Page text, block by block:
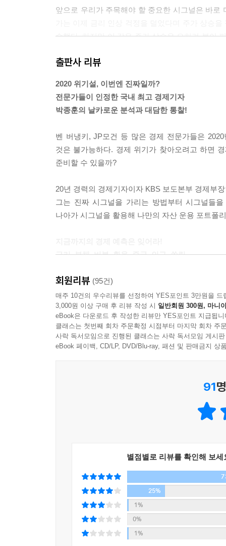
앞으로 우리가 주목해야 할 중요한 시그널은 바
승했다. 하지만 이 같은 주가 상승은 오히려 불이
p.68-69
우리는 1998년 동아시아 외환위기나 2008년 글로
떨어지는 것은 매우 중요한 시그널이다. 일단 통
기 전에 한발 먼저 환율의 시그널을 읽는 것이 중
를 제외하면 대체로 환율은 그 나라의 외환 정책
이미 성장률이 정체되고 더 이상 돈을 벌 곳이 사
반하지 않은 과도한 부동산 가격 급등은 ‘쏠림’ 현
고령화의 충격이 찾아온 국가라도 경제구조가 고
투자의 효과는 떨어진다. 따라서 불안한 경제 상
려해볼 수 있는 통화는 달러화와 엔화다. 물론 유
상 유로존의 복잡한 정치 상황에 좌우될 수도 있
니지만 현재의 경제 상황에서는 잠시 금을 편입해
--- p.234
출판사 리뷰
2020 위기설, 이번엔 진짜일까?
전문가들이 인정한 국내 최고 경제기자
박종훈의 날카로운 분석과 대담한 통찰!
벤 버냉키, JP모건 등 많은 경제 전문가들은
것은 불가능하다. 경제 위기가 찾아오려고 하면
준비할 수 있을까?
20년 경력의 경제기자이자 KBS 보도본부 경제부
그는 진짜 시그널을 가리는 방법부터 시그널들
나아가 시그널을 활용해 나만의 자산 운용 포트폴
금리, 부채, 버블, 환율, 중국, 인구, 쏠림…
이 책은 2020년 경제를 읽는 방법으로 ‘금리, 부채
주목할 필요가 있다고 주장한다. 금리가 빠른 폭
있는 중요한 시그널이다. 미국 연준(연방준비제도
지금 가장 중요한 사회 문제로 대두되는 ‘인구’
책은 금리와 인구를 비롯한 부채, 버블, 환율, 중
대규모 경제 위기가 예고되는 지금, 잘못된 시
회원리뷰 (95건)
매주 10건의 우수리뷰를 선정하여 YES포인트 3만원을 드
3,000원 이상 구매 후 리뷰 작성 시 일반회원 300원, 마니
eBook은 다운로드 후 작성한 리뷰만 YES포인트 지급됩니
클래스는 첫번째 회차 주문확정 시점부터 마지막 회차 주
사락 독서모임으로 진행된 클래스는 사락 독서모임 게시
eBook 페이백, CD/LP, DVD/Blu-ray, 패션 및 판매금지 상
91
별점별로 리뷰를 확인해 보세
25%
1%
0%
1%